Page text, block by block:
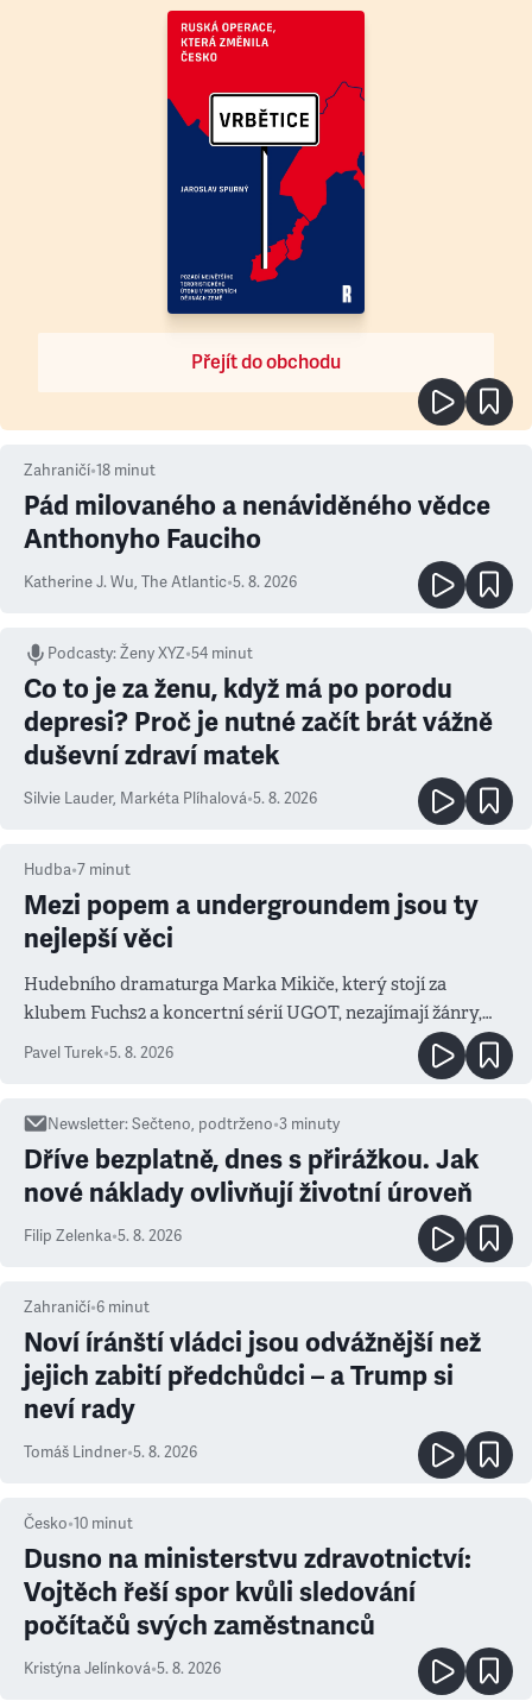
Přejít do obchodu
Zahraničí•18 minut
Pád milovaného a nenáviděného vědce
Anthonyho Fauciho
Katherine J. Wu, The Atlantic•5. 8. 2026
Podcasty:Ženy XYZ•54 minut
Co to je za ženu, když má po porodu
depresi? Proč je nutné začít brát vážně
duševní zdraví matek
Silvie Lauder, Markéta Plíhalová•5. 8. 2026
Hudba•7 minut
Mezi popem a undergroundem jsou ty
nejlepší věci
Hudebního dramaturga Marka Mikiče, který stojí za
klubem Fuchs2 a koncertní sérií UGOT, nezajímají žánry,
ale atmosféra
Pavel Turek•5. 8. 2026
Newsletter:Sečteno, podtrženo•3 minuty
Dříve bezplatně, dnes s přirážkou. Jak
nové náklady ovlivňují životní úroveň
Filip Zelenka•5. 8. 2026
Zahraničí•6 minut
Noví íránští vládci jsou odvážnější než
jejich zabití předchůdci – a Trump si
neví rady
Tomáš Lindner•5. 8. 2026
Česko•10 minut
Dusno na ministerstvu zdravotnictví:
Vojtěch řeší spor kvůli sledování
počítačů svých zaměstnanců
Kristýna Jelínková•5. 8. 2026